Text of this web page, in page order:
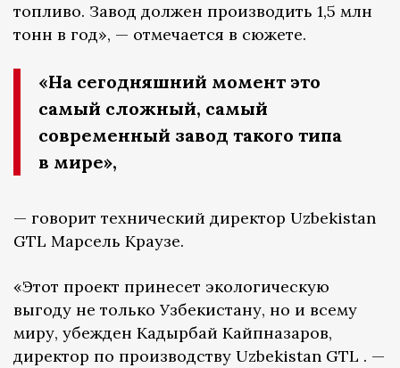
топливо. Завод должен производить 1,5 млн
тонн в год», — отмечается в сюжете.
«На сегодняшний момент это
самый сложный, самый
современный завод такого типа
в мире»,
— говорит технический директор Uzbekistan
GTL Марсель Краузе.
«Этот проект принесет экологическую
выгоду не только Узбекистану, но и всему
миру, убежден Кадырбай Кайпназаров,
директор по производству Uzbekistan GTL . —